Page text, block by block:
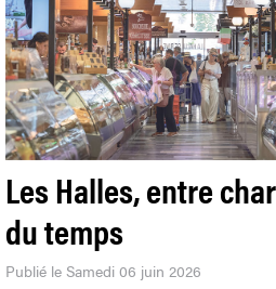
Les Halles, entre
du temps
Publié le Samedi 06 juin 2026